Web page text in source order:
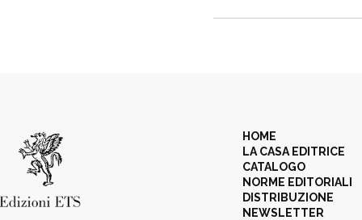
HOME
LA CASA EDITRICE
CATALOGO
NORME EDITORIALI
DISTRIBUZIONE
NEWSLETTER